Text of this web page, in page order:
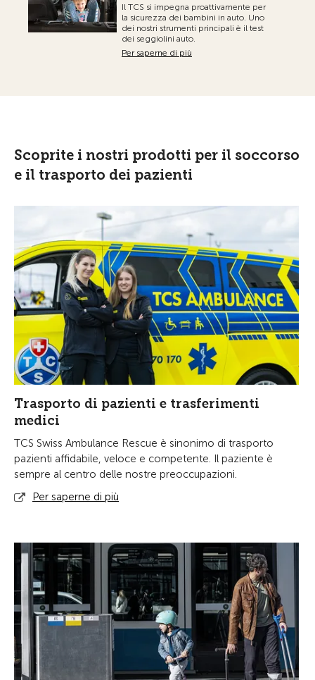
Il TCS si impegna proattivamente per
la sicurezza dei bambini in auto. Uno
dei nostri strumenti principali è il test
dei seggiolini auto.
Per saperne di più
Scoprite i nostri prodotti per il soccorso
e il trasporto dei pazienti
Trasporto di pazienti e trasferimenti
medici
TCS Swiss Ambulance Rescue è sinonimo di trasporto
pazienti affidabile, veloce e competente. Il paziente è
sempre al centro delle nostre preoccupazioni.
Per saperne di più